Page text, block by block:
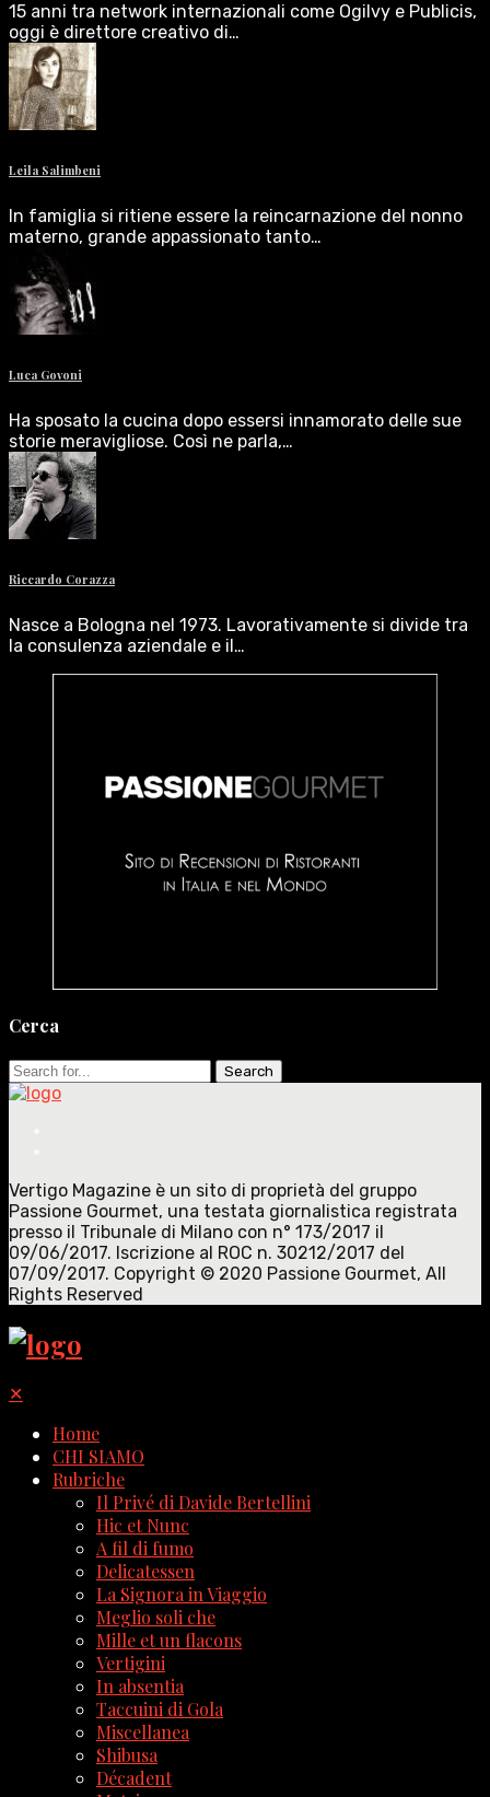
15 anni tra network internazionali come Ogilvy e Publicis,
oggi è direttore creativo di…
Leila Salimbeni
In famiglia si ritiene essere la reincarnazione del nonno
materno, grande appassionato tanto…
Luca Govoni
Ha sposato la cucina dopo essersi innamorato delle sue
storie meravigliose. Così ne parla,…
Riccardo Corazza
Nasce a Bologna nel 1973. Lavorativamente si divide tra
la consulenza aziendale e il…
Cerca
Search
for:
Vertigo Magazine è un sito di proprietà del gruppo
Passione Gourmet, una testata giornalistica registrata
presso il Tribunale di Milano con n° 173/2017 il
09/06/2017. Iscrizione al ROC n. 30212/2017 del
07/09/2017. Copyright © 2020 Passione Gourmet, All
Rights Reserved
✕
Home
CHI SIAMO
Rubriche
Il Privé di Davide Bertellini
Hic et Nunc
A fil di fumo
Delicatessen
La Signora in Viaggio
Meglio soli che
Mille et un flacons
Vertigini
In absentia
Taccuini di Gola
Miscellanea
Shibusa
Décadent